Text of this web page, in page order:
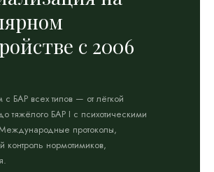
с 2006
БАР всех типов — от лёгкой
тяжёлого БАР I с психотическими
протоколы,
контроль нормотимиков,